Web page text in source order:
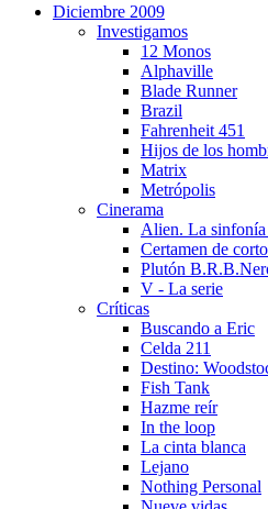
Diciembre 2009
Investigamos
12 Monos
Alphaville
Blade Runner
Brazil
Fahrenheit 451
Hijos de los
Matrix
Metrópolis
Cinerama
Alien. La sinfoní­a
Certamen de
Plutón
V - La serie
Crí­ticas
Buscando a Eric
Celda 211
Destino:
Fish Tank
Hazme reí­r
In the loop
La cinta blanca
Lejano
Nothing Personal